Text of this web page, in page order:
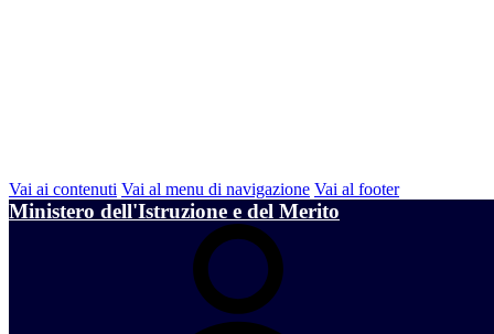
Vai ai contenuti Vai al menu di navigazione Vai al footer
Ministero dell'Istruzione e del Merito